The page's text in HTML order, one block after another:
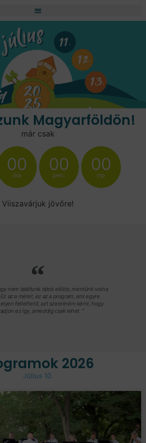
Magyarföldön!
már csak
00
óra
00
perc
00
mp
Viiszavárjuk jövőre!
nem találtunk rátok előbb, mentünk volna
az a méret, ez az a program, ami egyre
fellelhető, azt szeretném kérni, hogy
ez így, ameddig csak lehet. "
2026
Július 10.